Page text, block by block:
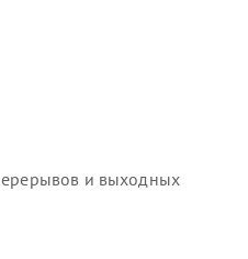
и выходных